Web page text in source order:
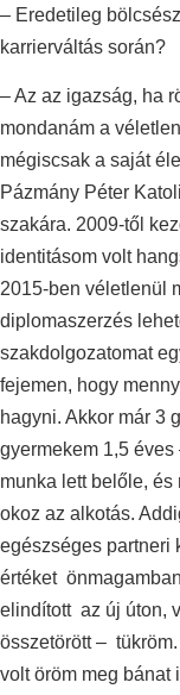
– Eredetileg
karrierváltás során?
– Az az igazság, ha
mondanám a
mégiscsak a saját
Pázmány Péter
szakára. 2009-től
identitásom volt
2015-ben véletlenül
diplomaszerzés
szakdolgozatomat
fejemen, hogy
hagyni. Akkor már 3
gyermekem 1,5
munka lett belőle, és
okoz az alkotás.
egészséges partneri
értéket
elindított az új úton,
összetörött –
volt öröm meg bánat